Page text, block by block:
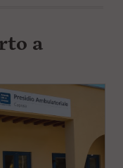
a